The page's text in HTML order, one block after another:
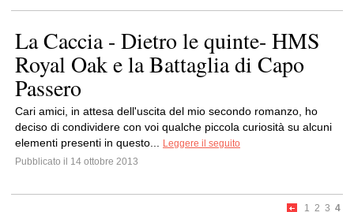
La Caccia - Dietro le quinte- HMS
Royal Oak e la Battaglia di Capo
Passero
Cari amici, in attesa dell'uscita del mio secondo romanzo, ho
deciso di condividere con voi qualche piccola curiosità su alcuni
elementi presenti in questo...
Leggere il seguito
Pubblicato il 14 ottobre 2013
1 2 3 4